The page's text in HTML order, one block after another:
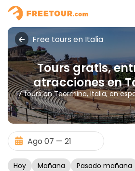
Free tours en Italia
Tours gratis,
atracciones en
17 tours en Taormina, Italia, en
Hoy Mañana Pasado mañana